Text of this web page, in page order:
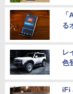
る
レ
色
iFi